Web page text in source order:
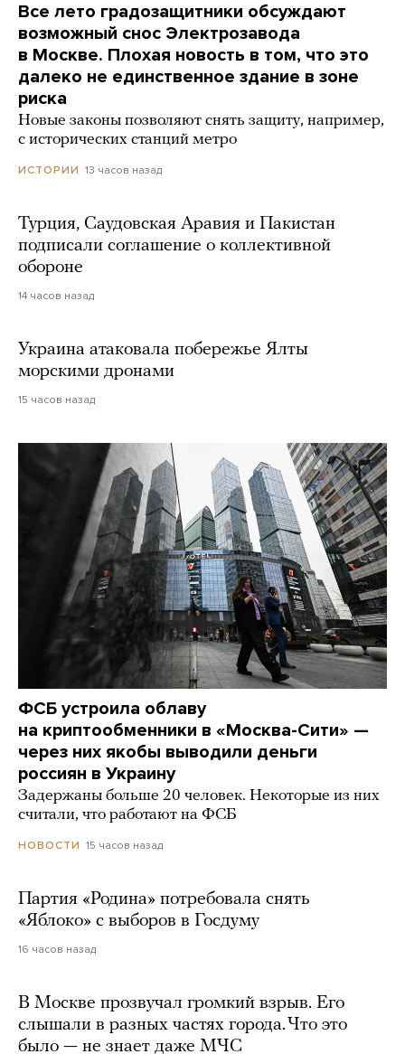
Все лето градозащитники обсуждают
возможный снос Электрозавода
в Москве. Плохая новость в том, что это
далеко не единственное здание в зоне
риска
Новые законы позволяют снять защиту, например,
с исторических станций метро
ИСТОРИИ 13 часов назад
Турция, Саудовская Аравия и Пакистан
подписали соглашение о коллективной
обороне
14 часов назад
Украина атаковала побережье Ялты
морскими дронами
15 часов назад
ФСБ устроила облаву
на криптообменники в «Москва-Сити» —
через них якобы выводили деньги
россиян в Украину
Задержаны больше 20 человек. Некоторые из них
считали, что работают на ФСБ
НОВОСТИ 15 часов назад
Партия «Родина» потребовала снять
«Яблоко» с выборов в Госдуму
16 часов назад
В Москве прозвучал громкий взрыв. Его
слышали в разных частях города. Что это
было — не знает даже МЧС